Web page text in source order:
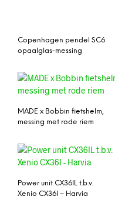
Copenhagen pendel SC6
opaalglas-messing
MADE x Bobbin fietshelm,
messing met rode riem
Power unit CX36IL t.b.v.
Xenio CX36I – Harvia